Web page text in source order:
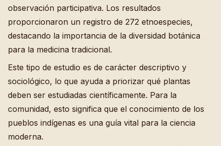
observación participativa. Los resultados
proporcionaron un registro de 272 etnoespecies,
destacando la importancia de la diversidad botánica
para la medicina tradicional.
Este tipo de estudio es de carácter descriptivo y
sociológico, lo que ayuda a priorizar qué plantas
deben ser estudiadas científicamente. Para la
comunidad, esto significa que el conocimiento de los
pueblos indígenas es una guía vital para la ciencia
moderna.